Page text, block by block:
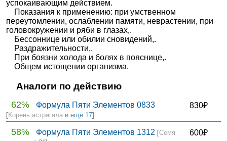
успокаивающим действием.
Показания к применению: при умственном
переутомлении, ослаблении памяти, неврастении, при
головокружении и ряби в глазах,.
Бессоннице или обилии сновидений,.
Раздражительности,.
При боязни холода и болях в пояснице,.
Общем истощении организма.
Аналоги по действию
62% 830₽
Формула Пяти Элементов 0833
[Корень астрагала и ещё 17]
58% 600₽
Формула Пяти Элементов 1312 [Семя